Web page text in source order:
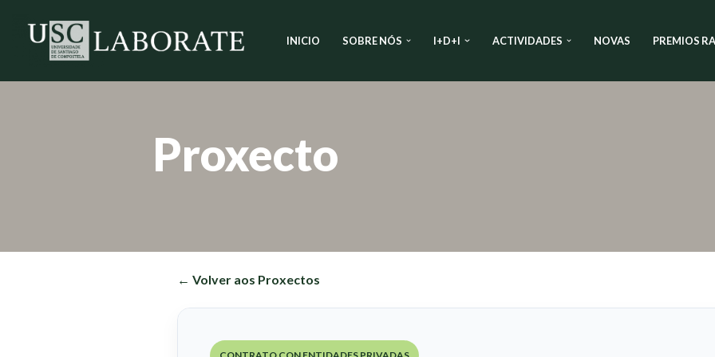
Saltar
INICIO SOBRE NÓS I+D+I ACTIVIDADES NOVAS PREMIOS
Proxecto
← Volver aos Proxectos